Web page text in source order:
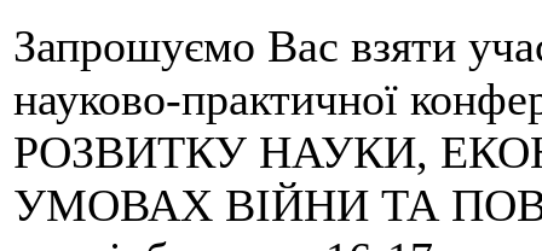
Запрошуємо Вас взяти
науково-практичної
РОЗВИТКУ НАУКИ,
УМОВАХ ВІЙНИ ТА